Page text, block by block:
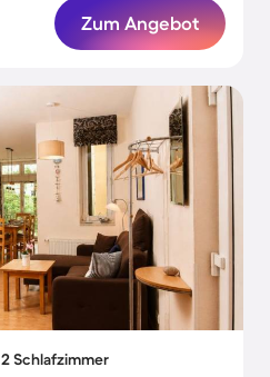
Zum Angebot
2 Schlafzimmer